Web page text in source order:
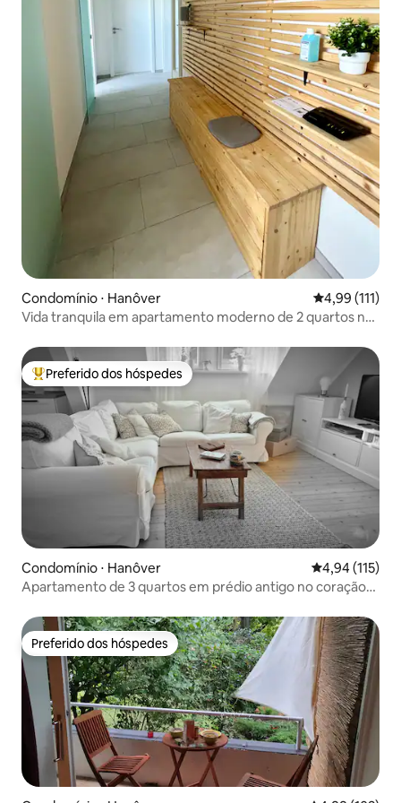
Condomínio ⋅ Hanôver 4,99 de uma
4,99 (111)
Vida tranquila em apartamento moderno de 2 quartos no
Entre os melhores preferidos dos hóspedes
Preferido dos hóspedes
Condomínio ⋅ Hanôver 4,94 de uma
4,94 (115)
Apartamento de 3 quartos em prédio antigo no coração
Preferido dos hóspedes
Preferido dos hóspedes